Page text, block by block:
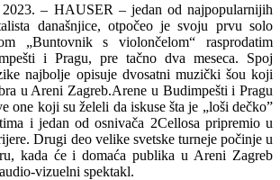
2023. – HAUSER – jedan od najpopularnijih
današnjice, otpočeo je svoju prvu solo
„Buntovnik s violončelom“ rasprodatim
i Pragu, pre tačno dva meseca. Spoj
najbolje opisuje dvosatni muzički šou koji
u Areni Zagreb.Arene u Budimpešti i Pragu
one koji su želeli da iskuse šta je „loši dečko”
i jedan od osnivača 2Cellosa pripremio u
Drugi deo velike svetske turneje počinje u
kada će i domaća publika u Areni Zagreb
vizuelni spektakl.